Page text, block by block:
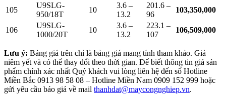
105
U9SLG-
950/18T
10
3.6 –
13.2
201.6 –
96
103,350,000
106
U9SLG-
1000/20T
10
3.6 –
13.2
223.1 –
107
106,509,000
Lưu ý: Bảng giá trên chỉ là bảng giá mang tính tham khảo. Giá
niêm yết và có thể thay đổi theo thời gian. Để biết thông tin giá sản
phẩm chính xác nhất Quý khách vui lòng liên hệ đến số Hotline
Miền Bắc 0913 98 58 08 – Hotline Miền Nam 0909 152 999 hoặc
gửi yêu cầu báo giá về mail thanhdat@maycongnghiep.vn.